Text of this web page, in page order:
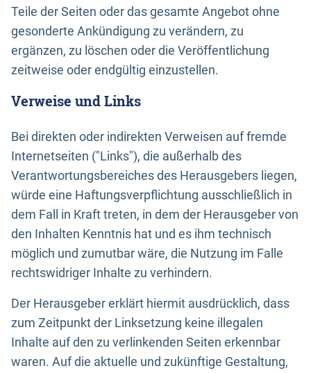
Teile der Seiten oder das gesamte Angebot ohne
gesonderte Ankündigung zu verändern, zu
ergänzen, zu löschen oder die Veröffentlichung
zeitweise oder endgültig einzustellen.
Verweise und Links
Bei direkten oder indirekten Verweisen auf fremde
Internetseiten ("Links"), die außerhalb des
Verantwortungsbereiches des Herausgebers liegen,
würde eine Haftungsverpflichtung ausschließlich in
dem Fall in Kraft treten, in dem der Herausgeber von
den Inhalten Kenntnis hat und es ihm technisch
möglich und zumutbar wäre, die Nutzung im Falle
rechtswidriger Inhalte zu verhindern.
Der Herausgeber erklärt hiermit ausdrücklich, dass
zum Zeitpunkt der Linksetzung keine illegalen
Inhalte auf den zu verlinkenden Seiten erkennbar
waren. Auf die aktuelle und zukünftige Gestaltung,